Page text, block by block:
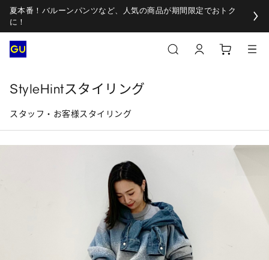
夏本番！バルーンパンツなど、人気の商品が期間限定でおトク
に！
StyleHintスタイリング
スタッフ・お客様スタイリング